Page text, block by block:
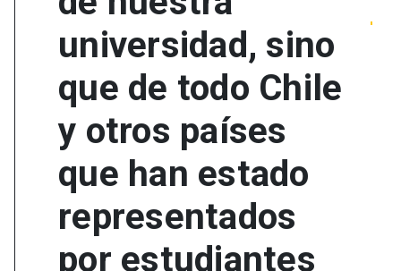
universidad, sino
que de todo Chile
y otros países
que han estado
representados
por estudiantes